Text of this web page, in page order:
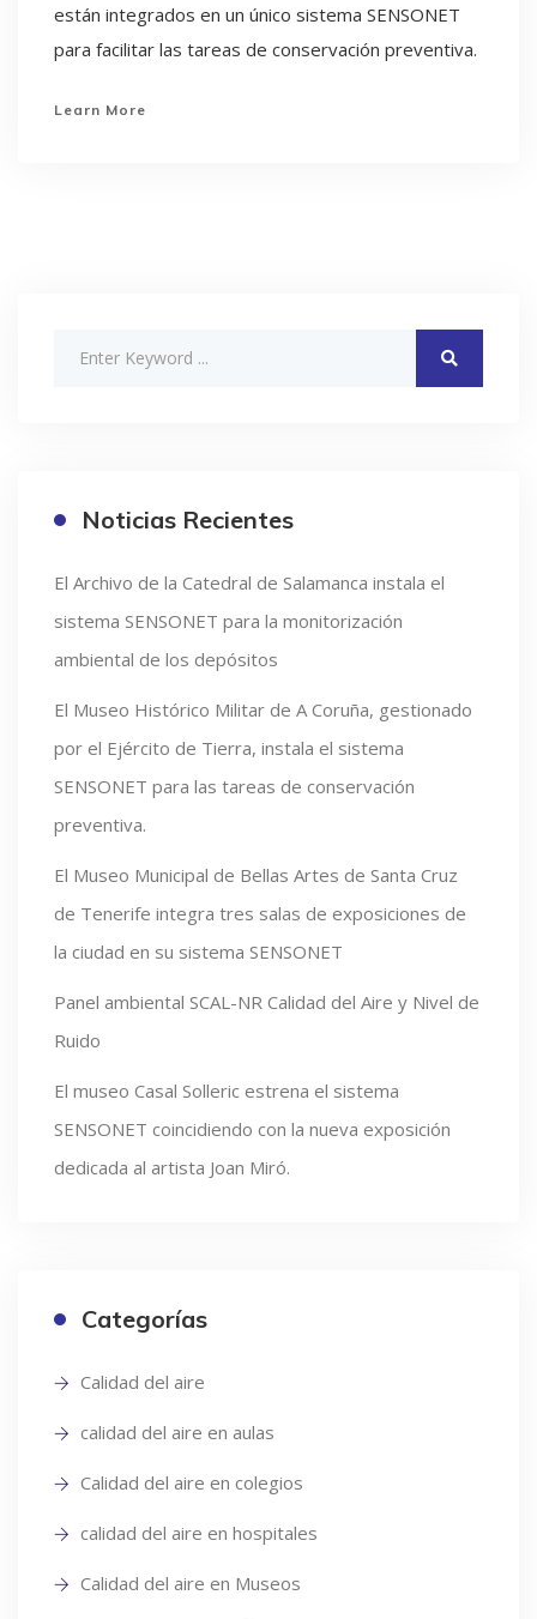
están integrados en un único sistema SENSONET
para facilitar las tareas de conservación preventiva.
Learn More
Noticias Recientes
El Archivo de la Catedral de Salamanca instala el
sistema SENSONET para la monitorización
ambiental de los depósitos
El Museo Histórico Militar de A Coruña, gestionado
por el Ejército de Tierra, instala el sistema
SENSONET para las tareas de conservación
preventiva.
El Museo Municipal de Bellas Artes de Santa Cruz
de Tenerife integra tres salas de exposiciones de
la ciudad en su sistema SENSONET
Panel ambiental SCAL-NR Calidad del Aire y Nivel de
Ruido
El museo Casal Solleric estrena el sistema
SENSONET coincidiendo con la nueva exposición
dedicada al artista Joan Miró.
Categorías
Calidad del aire
calidad del aire en aulas
Calidad del aire en colegios
calidad del aire en hospitales
Calidad del aire en Museos